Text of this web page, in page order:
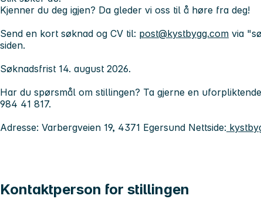
Kjenner du deg igjen? Da gleder vi oss til å høre fra deg!
Send en kort søknad og CV til: post@kystbygg.com via
siden.
Søknadsfrist 14. august 2026.
Har du spørsmål om stillingen? Ta gjerne en
984 41 817.
Adresse: Varbergveien 19, 4371 Egersund Nettside:
Kontaktperson for stillingen